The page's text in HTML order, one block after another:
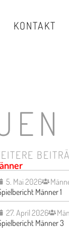
KONTAKT
5. Mai 2026
Männer 1
27. April 2026
Männer 3